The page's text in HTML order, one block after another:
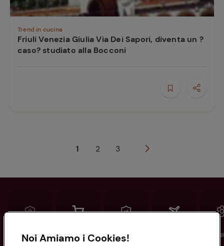
Trend in cucina
Friuli Venezia Giulia Via Dei Sapori, diventa un ?
caso? studiato alla Bocconi
1 2 3
Conad Spesa online Assicurazioni
Noi Amiamo i Cookies!